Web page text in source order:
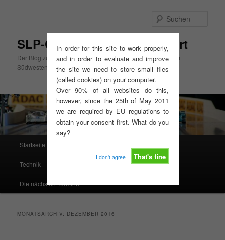
In order for this site to work properly,
and in order to evaluate and improve
the site we need to store small files
(called cookies) on your computer.
Over 90% of all websites do this,
however, since the 25th of May 2011
we are required by EU regulations to
obtain your consent first. What do you
say?
That's fine
I don't agree
SLP-Cup Mitte, GT3-Slotsport
Der Blog zum SLP-Cup Mitte und zur GT3-Slotsport Serie im
Südwesten
Startseite
Technik Rennserien West
Die nächsten Termine
MONATSARCHIV: DEZEMBER 2016